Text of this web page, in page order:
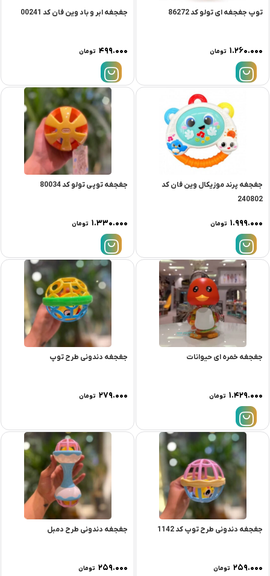
توپ جغجغه ای تولو کد 86272
۱.۲۶۰.۰۰۰ تومان
جغجغه ابر و باد وین فان کد 00241
۴۹۹.۰۰۰ تومان
جغجغه پرند موزیکال وین فان کد
240802
۱.۹۹۹.۰۰۰ تومان
جغجغه توپی تولو کد 80034
۱.۳۳۰.۰۰۰ تومان
جغجغه خمره ای حیوانات
۱.۴۲۹.۰۰۰ تومان
جغجغه دندونی طرح توپ
۲۷۹.۰۰۰ تومان
جغجغه دندونی طرح توپ کد 1142
۲۵۹.۰۰۰ تومان
جغجغه دندونی طرح دمبل
۲۵۹.۰۰۰ تومان